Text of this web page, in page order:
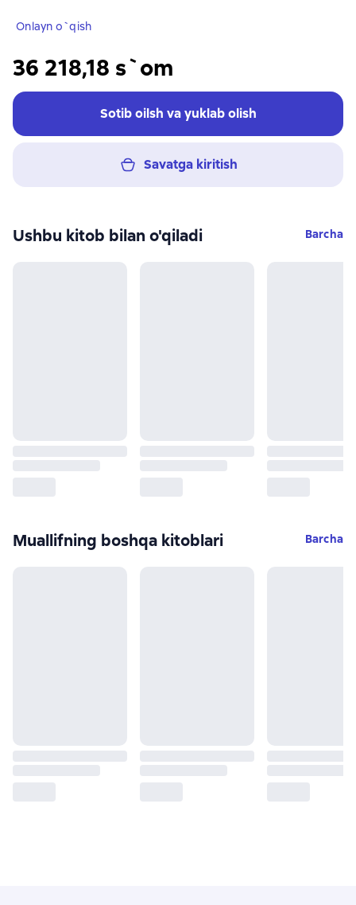
Onlayn o`qish
36 218,18 s`om
Sotib oilsh va yuklab olish
Savatga kiritish
Ushbu kitob bilan o'qiladi Barcha
Muallifning boshqa kitoblari Barcha